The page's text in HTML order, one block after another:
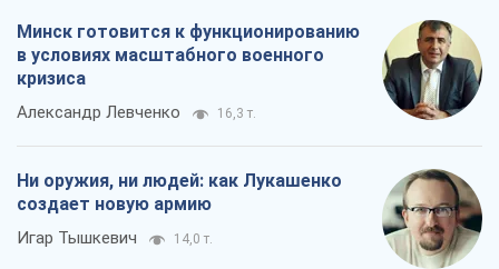
Минск готовится к функционированию
в условиях масштабного военного
кризиса
Александр Левченко 16,3 т.
Ни оружия, ни людей: как Лукашенко
создает новую армию
Игар Тышкевич 14,0 т.